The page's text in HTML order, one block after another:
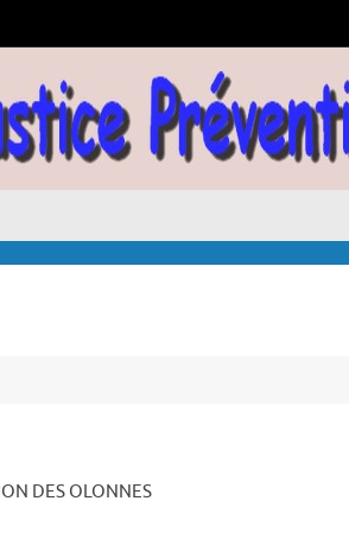
DES OLONNES